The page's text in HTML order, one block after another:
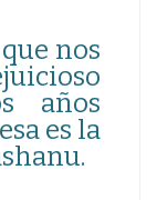
nos
años
es la